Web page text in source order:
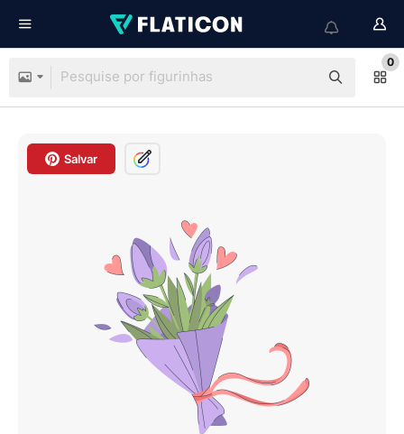
0
Salvar